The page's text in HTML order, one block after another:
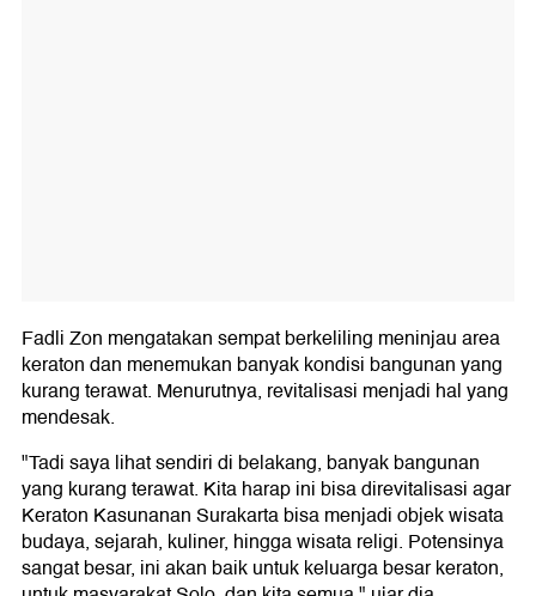
Fadli Zon mengatakan sempat berkeliling meninjau area
keraton dan menemukan banyak kondisi bangunan yang
kurang terawat. Menurutnya, revitalisasi menjadi hal yang
mendesak.
"Tadi saya lihat sendiri di belakang, banyak bangunan
yang kurang terawat. Kita harap ini bisa direvitalisasi agar
Keraton Kasunanan Surakarta bisa menjadi objek wisata
budaya, sejarah, kuliner, hingga wisata religi. Potensinya
sangat besar, ini akan baik untuk keluarga besar keraton,